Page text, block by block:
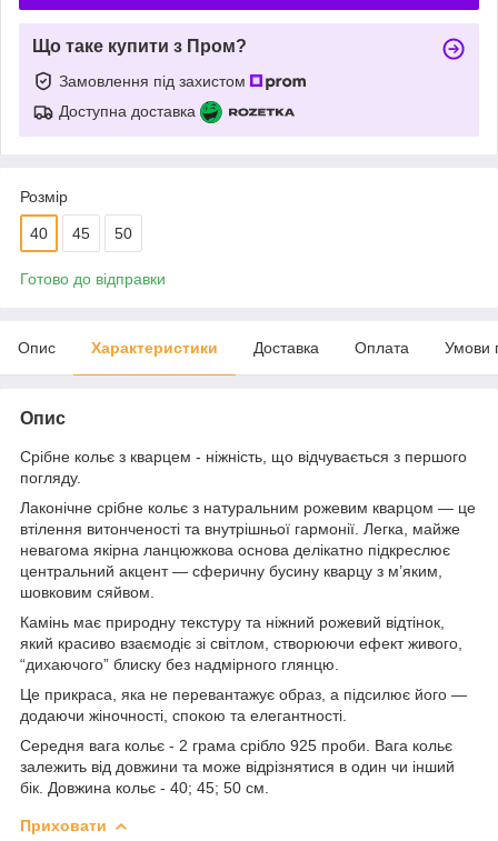
Що таке купити з Пром?
Замовлення під захистом
Доступна доставка
Розмір
40 45 50
Готово до відправки
Опис Характеристики Доставка Оплата Умови
Опис
Срібне кольє з кварцем - ніжність, що відчувається з першого
погляду.
Лаконічне срібне кольє з натуральним рожевим кварцом — це
втілення витонченості та внутрішньої гармонії. Легка, майже
невагома якірна ланцюжкова основа делікатно підкреслює
центральний акцент — сферичну бусину кварцу з м’яким,
шовковим сяйвом.
Камінь має природну текстуру та ніжний рожевий відтінок,
який красиво взаємодіє зі світлом, створюючи ефект живого,
“дихаючого” блиску без надмірного глянцю.
Це прикраса, яка не перевантажує образ, а підсилює його —
додаючи жіночності, спокою та елегантності.
Середня вага кольє - 2 грама срібло 925 проби. Вага кольє
залежить від довжини та може відрізнятися в один чи інший
бік. Довжина кольє - 40; 45; 50 см.
Приховати